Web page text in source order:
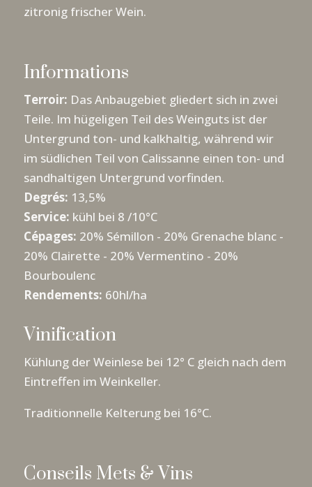
zitronig frischer Wein.
Informations
Terroir: Das Anbaugebiet gliedert sich in zwei
Teile. Im hügeligen Teil des Weinguts ist der
Untergrund ton- und kalkhaltig, während wir
im südlichen Teil von Calissanne einen ton- und
sandhaltigen Untergrund vorfinden.
Degrés: 13,5%
Service: kühl bei 8 /10°C
Cépages: 20% Sémillon - 20% Grenache blanc -
20% Clairette - 20% Vermentino - 20%
Bourboulenc
Rendements: 60hl/ha
Vinification
Kühlung der Weinlese bei 12° C gleich nach dem
Eintreffen im Weinkeller.
Traditionnelle Kelterung bei 16°C.
Conseils Mets & Vins